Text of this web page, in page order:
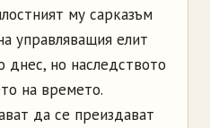
му сарказъм
управляващия елит
днес, но наследството
на времето.
да се преиздават